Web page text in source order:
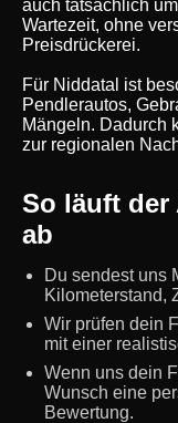
auch tatsächlich
Wartezeit, ohne
Preisdrückerei.
Für Niddatal ist
Pendlerautos,
Mängeln. Dadurch
zur regionalen
So läuft der
ab
Du sendest uns
Kilometerstand,
Wir prüfen dein
mit einer
Wenn uns dein
Wunsch eine
Bewertung.